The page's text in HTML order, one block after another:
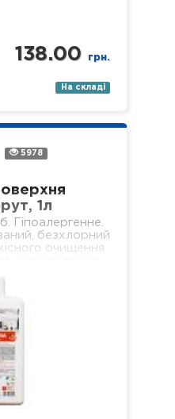
138.00 грн.
На складі
5978
1л
Гіпоалергенне.
безхлорний
очищення